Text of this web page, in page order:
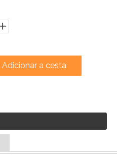
Adicionar a cesta